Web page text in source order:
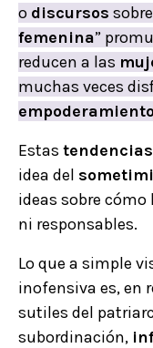
o discursos
femenina”
reducen a las
muchas veces
Estas tendencias
idea del
ideas sobre cómo
ni responsables.
Lo que a simple
inofensiva es, en
sutiles del
subordinación,